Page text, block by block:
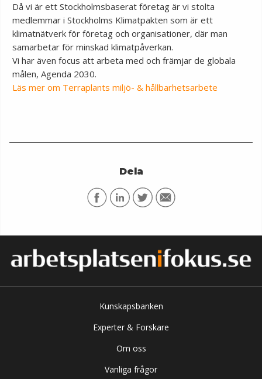
Då vi är ett Stockholmsbaserat företag är vi stolta
medlemmar i Stockholms Klimatpakten som är ett
klimatnätverk för företag och organisationer, där man
samarbetar för minskad klimatpåverkan.
Vi har även focus att arbeta med och främjar de globala
målen, Agenda 2030.
Läs mer om Terraplants miljö- & hållbarhetsarbete
Dela
Kunskapsbanken
Experter & Forskare
Om oss
Vanliga frågor